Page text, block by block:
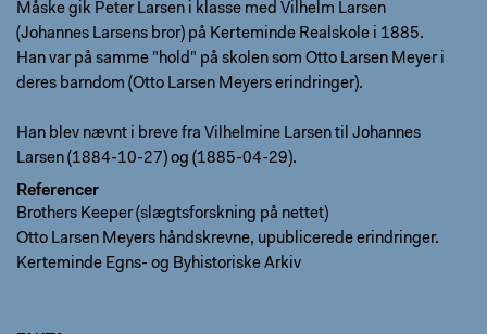
Måske gik Peter Larsen i klasse med Vilhelm Larsen
(Johannes Larsens bror) på Kerteminde Realskole i 1885.
Han var på samme "hold" på skolen som Otto Larsen Meyer i
deres barndom (Otto Larsen Meyers erindringer).
Han blev nævnt i breve fra Vilhelmine Larsen til Johannes
Larsen (1884-10-27) og (1885-04-29).
Referencer
Brothers Keeper (slægtsforskning på nettet)
Otto Larsen Meyers håndskrevne, upublicerede erindringer.
Kerteminde Egns- og Byhistoriske Arkiv